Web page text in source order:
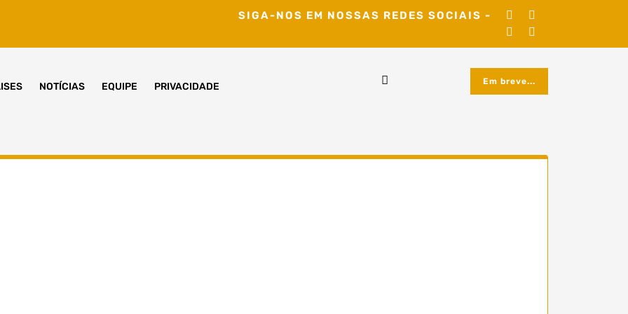
SIGA-NOS EM NOSSAS REDES SOCIAIS -
NOTÍCIAS EQUIPE PRIVACIDADE Em breve...